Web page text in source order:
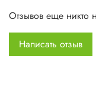
Отзывов еще никто
Написать отзыв